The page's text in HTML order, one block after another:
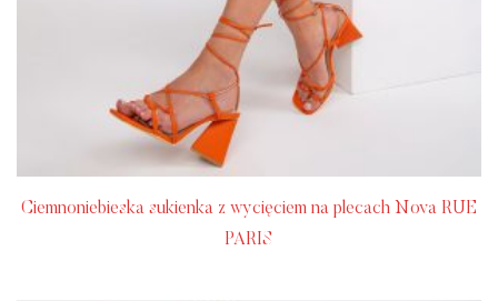
Ciemnoniebieska sukienka z wycięciem na plecach Nova RUE
PARIS